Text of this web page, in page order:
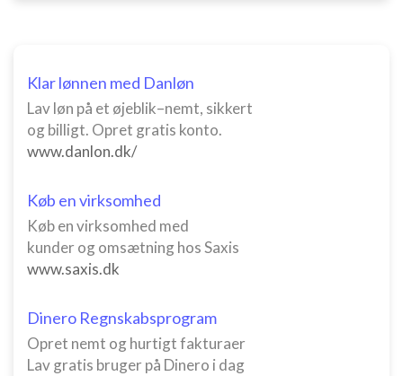
Klar lønnen med Danløn
Lav løn på et øjeblik–nemt, sikkert
og billigt. Opret gratis konto.
www.danlon.dk/
Køb en virksomhed
Køb en virksomhed med
kunder og omsætning hos Saxis
www.saxis.dk
Dinero Regnskabsprogram
Opret nemt og hurtigt fakturaer
Lav gratis bruger på Dinero i dag
Ydeevne
Annoncering / marketing